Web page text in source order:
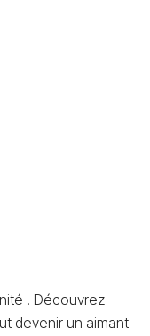
! Découvrez
devenir un aimant